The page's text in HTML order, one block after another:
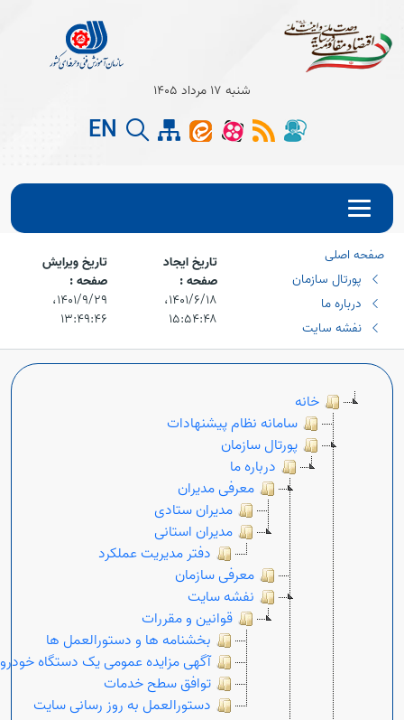
Open
Open
شنبه 17 مرداد 1405
EN
صفحه اصلی
پورتال سازمان
درباره ما
نفشه سایت
تاریخ ایجاد
صفحه :
۱۴۰۱/۶/۱۸،‏
۱۵:۵۴:۴۸
تاریخ ویرایش
صفحه :
۱۴۰۱/۹/۲۹،‏
۱۳:۴۹:۴۶
خانه
سامانه نظام پیشنهادات
پورتال سازمان
درباره ما
معرفی مدیران
مدیران ستادی
مدیران استانی
دفتر مدیریت عملکرد
معرفی سازمان
نفشه سایت
قوانین و مقررات
بخشنامه ها و دستورالعمل ها
آگهی مزایده عمومی یک دستگاه خودرو
توافق سطح خدمات
دستورالعمل به روز رسانی سایت